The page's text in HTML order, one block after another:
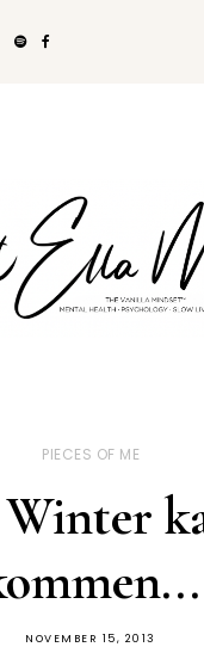
PIECES OF ME
NOVEMBER 15, 2013